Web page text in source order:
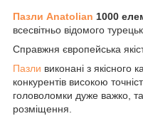
Пазли Anatolian 1000
всесвітньо відомого
Справжня європейська
Пазли виконані з якісного
конкурентів високою
головоломки дуже важко,
розміщення.